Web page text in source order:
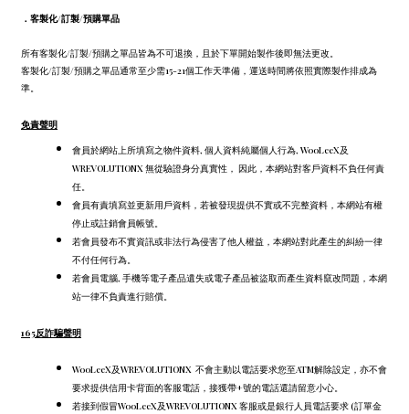
． 客製化/訂製/預購單品
所有客製化/訂製/預購之單品皆為不可退換，且於下單開始製作後即無法更改。
客製化/訂製/預購之單品通常至少需15-21個工作天準備，運送時間將依照實際製作排成為
準。
免責聲明
會員於網站上所填寫之物件資料, 個人資料純屬個人行為, WooLeeX及
WREVOLUTIONX 無從驗證身分真實性， 因此，本網站對客戶資料不負任何責
任。
會員有責填寫並更新用戶資料，若被發現提供不實或不完整資料，本網站有權
停止或註銷會員帳號。
若會員發布不實資訊或非法行為侵害了他人權益，本網站對此產生的糾紛一律
不付任何行為。
若會員電腦, 手機等電子產品遺失或電子產品被盜取而產生資料竄改問題，本網
站一律不負責進行賠償。
165反詐騙聲明
WooLeeX及WREVOLUTIONX 不會主動以電話要求您至ATM解除設定， 亦不會
要求提供信用卡背面的客服電話， 接獲帶+號的電話還請留意小心。
若接到假冒WooLeeX及WREVOLUTIONX 客服或是銀行人員電話要求 (訂單金